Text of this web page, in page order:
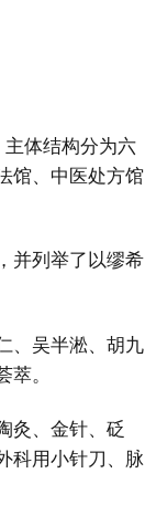
体结构分为六
馆、中医处方馆
并列举了以缪希
、吴半淞、胡九
。
灸、金针、砭
科用小针刀、脉